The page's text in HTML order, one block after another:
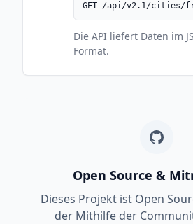
GET /api/v2.1/cities/
Die API liefert Daten im
Format.
Open Source &
Dieses Projekt ist Open
der Mithilfe der